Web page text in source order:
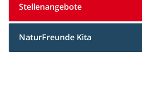
Stellenangebote
NaturFreunde Kita